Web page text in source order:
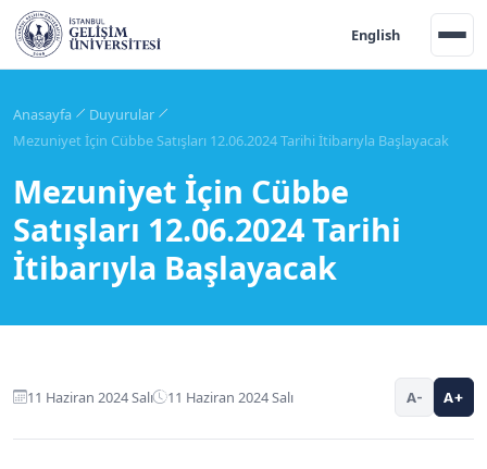
English
Anasayfa
Duyurular
Mezuniyet İçin Cübbe Satışları 12.06.2024 Tarihi İtibarıyla Başlayacak
Mezuniyet İçin Cübbe
Satışları 12.06.2024 Tarihi
İtibarıyla Başlayacak
11 Haziran 2024 Salı 11 Haziran 2024 Salı A- A+